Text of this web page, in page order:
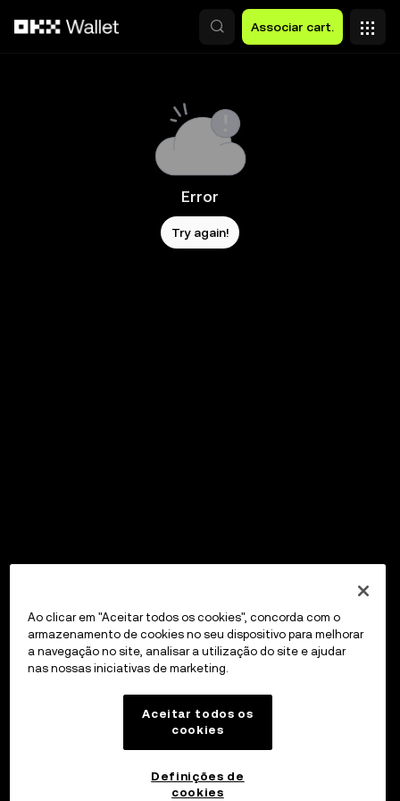
Associar cart.
Error
Try again!
Ao clicar em "Aceitar todos os cookies", concorda com o
armazenamento de cookies no seu dispositivo para melhorar
a navegação no site, analisar a utilização do site e ajudar
nas nossas iniciativas de marketing.
Aceitar todos os
cookies
Definições de
cookies